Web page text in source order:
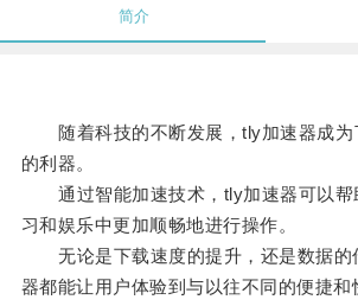
简介
随着科技的不断发展，tly加速器成为
的利器。
通过智能加速技术，tly加速器可以帮
习和娱乐中更加顺畅地进行操作。
无论是下载速度的提升，还是数据的
器都能让用户体验到与以往不同的便捷和